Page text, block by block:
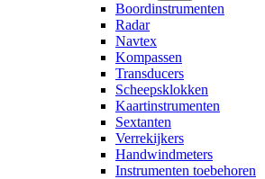
Boordinstrumenten
Radar
Navtex
Kompassen
Transducers
Scheepsklokken
Kaartinstrumenten
Sextanten
Verrekijkers
Handwindmeters
Instrumenten toebehoren